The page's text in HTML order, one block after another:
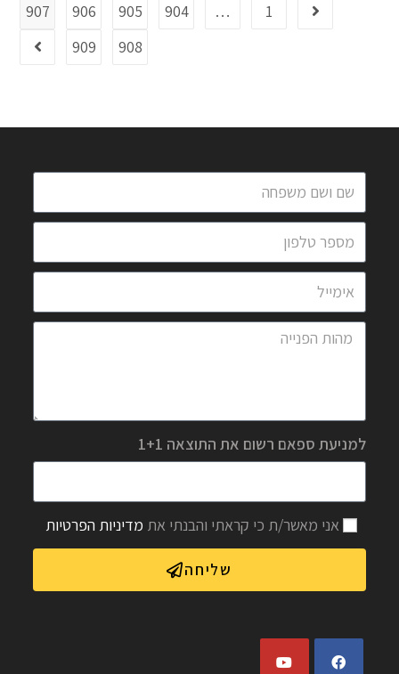
1
…
904
905
906
907
908
909
למניעת ספאם רשום את התוצאה 1+1
אני מאשר/ת כי קראתי והבנתי את מדיניות הפרטיות
שליחה